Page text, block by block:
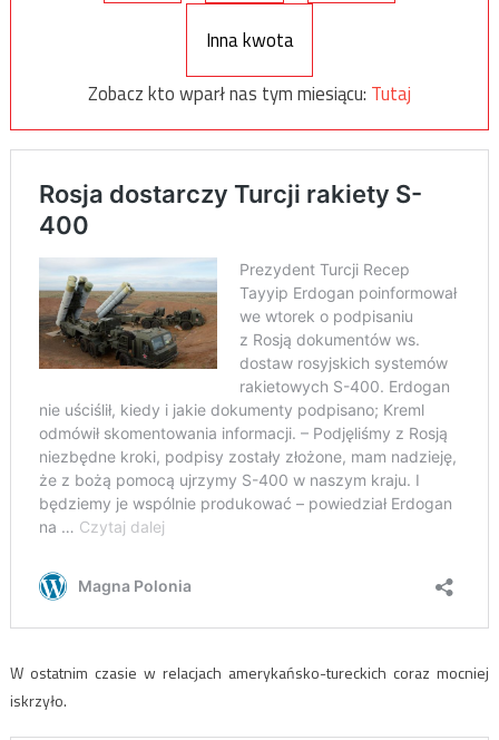
Inna kwota
Zobacz kto wparł nas tym miesiącu: Tutaj
W ostatnim czasie w relacjach amerykańsko-tureckich coraz mocniej
iskrzyło.